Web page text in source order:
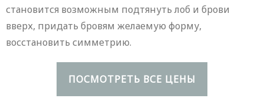
становится возможным подтянуть лоб и брови
вверх, придать бровям желаемую форму,
восстановить симметрию.
ПОСМОТРЕТЬ ВСЕ ЦЕНЫ